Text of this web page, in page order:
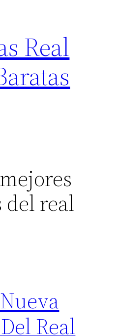
Real
mejores
del real
Real